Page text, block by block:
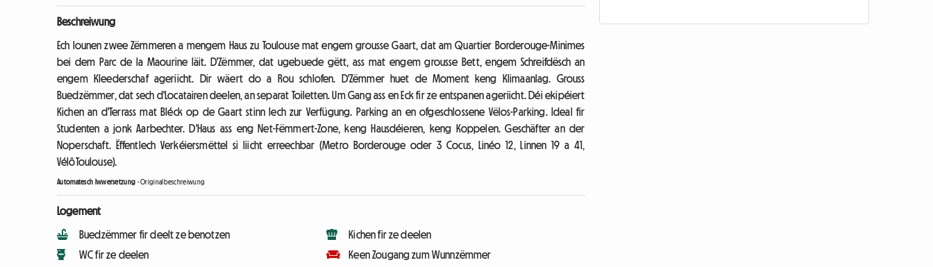
Beschreiwung
Ech lounen zwee Zëmmeren a mengem Haus zu Toulouse mat engem grousse Gaart, dat am Quartier Borderouge-Minimes
bei dem Parc de la Maourine läit. D'Zëmmer, dat ugebuede gëtt, ass mat engem grousse Bett, engem Schreifdësch an
engem Kleederschaf ageriicht. Dir wäert do a Rou schlofen. D'Zëmmer huet de Moment keng Klimaanlag. Grouss
Buedzëmmer, dat sech d'Locatairen deelen, an separat Toiletten. Um Gang ass en Eck fir ze entspanen ageriicht. Déi ekipéiert
Kichen an d'Terrass mat Bléck op de Gaart stinn Iech zur Verfügung. Parking an en ofgeschlossene Vëlos-Parking. Ideal fir
Studenten a jonk Aarbechter. D'Haus ass eng Net-Fëmmert-Zone, keng Hausdéieren, keng Koppelen. Geschäfter an der
Noperschaft. Ëffentlech Verkéiersmëttel si liicht erreechbar (Metro Borderouge oder 3 Cocus, Linéo 12, Linnen 19 a 41,
VélôToulouse).
Automatesch Iwwersetzung -Originalbeschreiwung
Logement
Buedzëmmer fir deelt ze benotzen
WC fir ze deelen
Kichen fir ze deelen
Keen Zougang zum Wunnzëmmer